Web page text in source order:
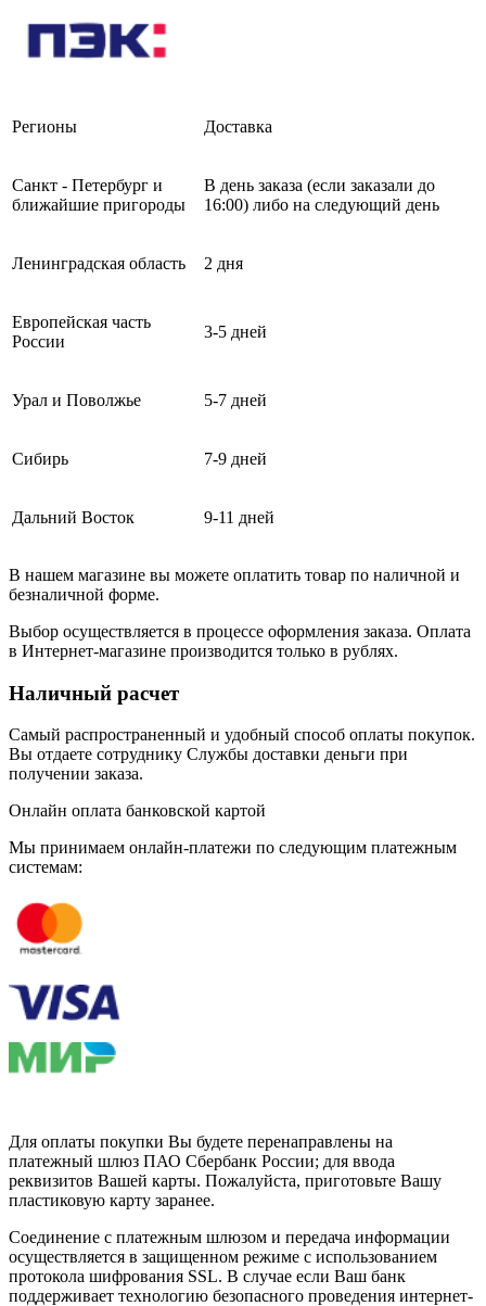
Регионы Доставка
Санкт - Петербург и
ближайшие пригороды
В день заказа (если заказали до
16:00) либо на следующий день
Ленинградская область 2 дня
Европейская часть
России
3-5 дней
Урал и Поволжье 5-7 дней
Сибирь 7-9 дней
Дальний Восток 9-11 дней
В нашем магазине вы можете оплатить товар по наличной и
безналичной форме.
Выбор осуществляется в процессе оформления заказа. Оплата
в Интернет-магазине производится только в рублях.
Наличный расчет
Самый распространенный и удобный способ оплаты покупок.
Вы отдаете сотруднику Службы доставки деньги при
получении заказа.
Онлайн оплата банковской картой
Мы принимаем онлайн-платежи по cледующим платежным
системам:
Для оплаты покупки Вы будете перенаправлены на
платежный шлюз ПАО Сбербанк России; для ввода
реквизитов Вашей карты. Пожалуйста, приготовьте Вашу
пластиковую карту заранее.
Соединение с платежным шлюзом и передача информации
осуществляется в защищенном режиме с использованием
протокола шифрования SSL. В случае если Ваш банк
поддерживает технологию безопасного проведения интернет-